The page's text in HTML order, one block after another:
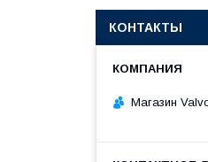
КОНТАКТЫ
Магазин